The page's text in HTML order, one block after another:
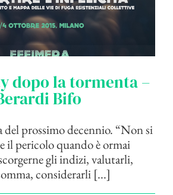
dopo la tormenta –
Bifo
del prossimo decennio. “Non si
il pericolo quando è ormai
gli indizi, valutarli,
considerarli [...]